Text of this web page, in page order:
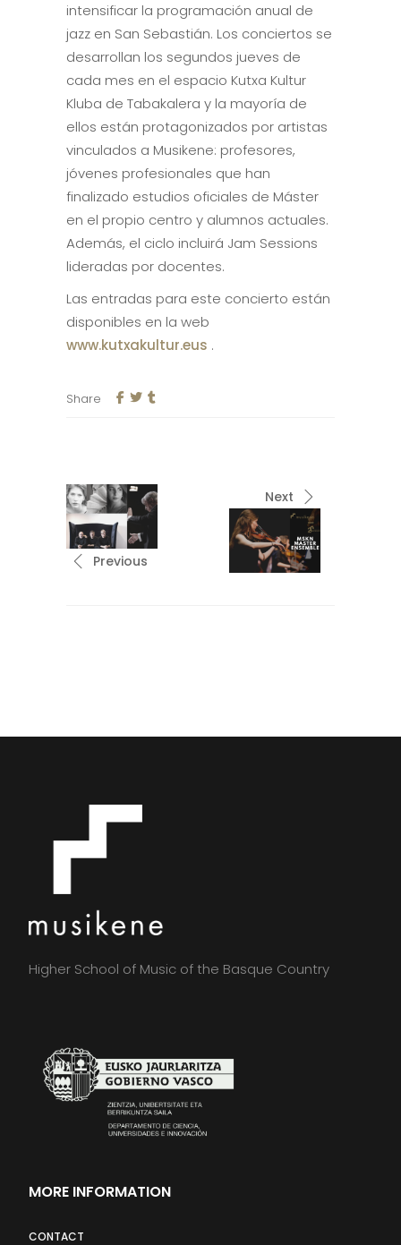
intensificar la programación anual de
jazz en San Sebastián. Los conciertos se
desarrollan los segundos jueves de
cada mes en el espacio Kutxa Kultur
Kluba de Tabakalera y la mayoría de
ellos están protagonizados por artistas
vinculados a Musikene: profesores,
jóvenes profesionales que han
finalizado estudios oficiales de Máster
en el propio centro y alumnos actuales.
Además, el ciclo incluirá Jam Sessions
lideradas por docentes.
Las entradas para este concierto están
disponibles en la web
www.kutxakultur.eus .
Share
Previous
Next
Higher School of Music of the Basque Country
MORE INFORMATION
CONTACT